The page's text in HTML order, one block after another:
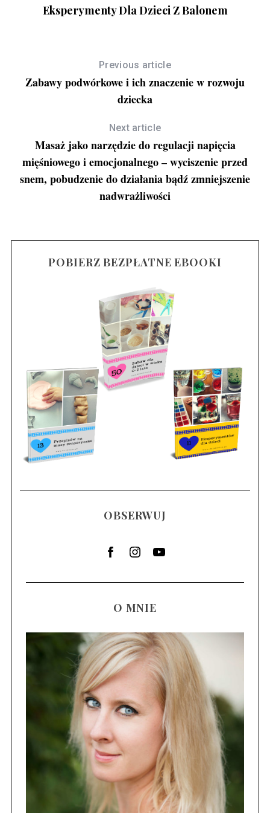
Eksperymenty Dla Dzieci Z Balonem
Previous article
Zabawy podwórkowe i ich znaczenie w rozwoju
dziecka
Next article
Masaż jako narzędzie do regulacji napięcia
mięśniowego i emocjonalnego – wyciszenie przed
snem, pobudzenie do działania bądź zmniejszenie
nadwrażliwości
POBIERZ BEZPŁATNE EBOOKI
OBSERWUJ
O MNIE